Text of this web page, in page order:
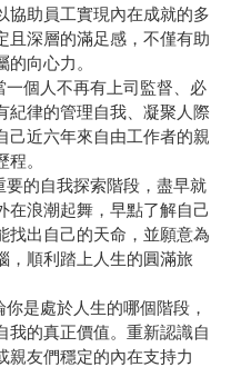
協助員工實現內在成就的多
且深層的滿足感，不僅有助
向心力。
個人不再有上司監督、必
紀律的管理自我、凝聚人際
己近六年來自由工作者的親
。
的自我探索階段，盡早就
在浪潮起舞，早點了解自己
找出自己的天命，並願意為
，順利踏上人生的圓滿旅
是處於人生的哪個階段，
我的真正價值。重新認識自
親友們穩定的內在支持力